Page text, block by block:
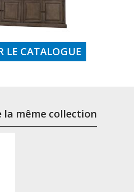
LE CATALOGUE
la même collection